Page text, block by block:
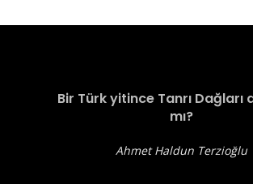
Bir Türk yitince Tanrı Dağları
mı?
Ahmet Haldun Terzioğlu